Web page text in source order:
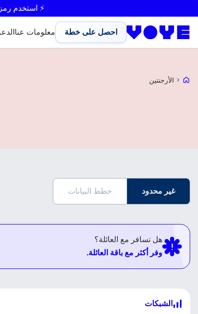
⚡ استخدم
احصل على خطة معلومات عنا
Voye Homepage
الأرجنتين
غير محدود خطط البيانات
هل تسافر مع العائلة؟
وفر أكثر مع باقة العائلة.
الشبكات